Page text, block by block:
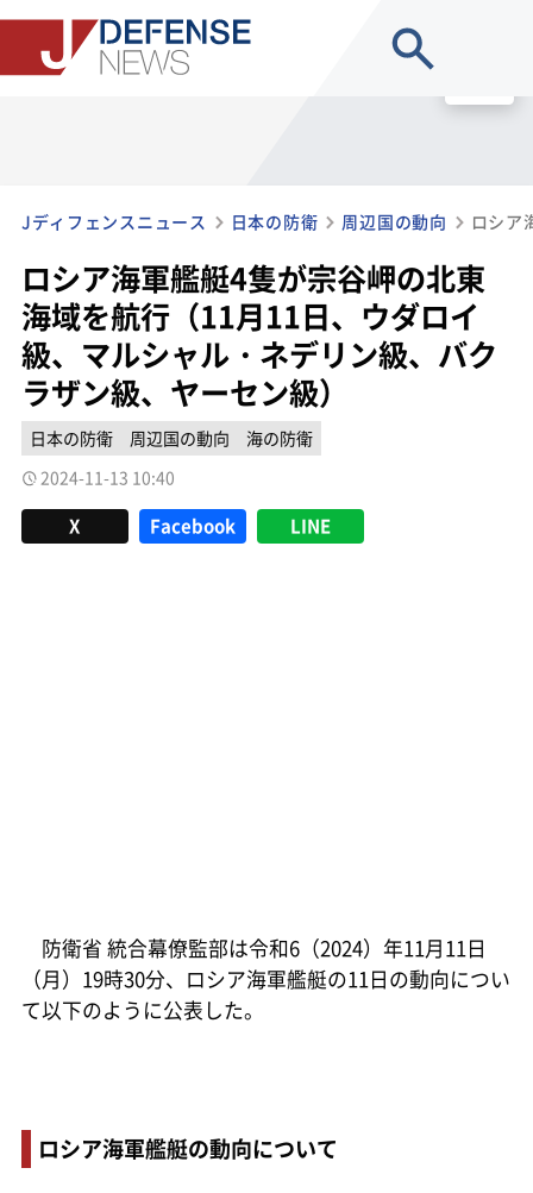
Jディフェンスニュース 日本の防衛 周辺国の動向
ロシア海軍艦艇4隻が宗谷岬の北東
海域を航行（11月11日、ウダロイ
級、マルシャル・ネデリン級、バク
ラザン級、ヤーセン級）
日本の防衛 周辺国の動向
海の防衛
2024-11-13 10:40
X Facebook LINE
防衛省 統合幕僚監部は令和6（2024）年11月11日
（月）19時30分、ロシア海軍艦艇の11日の動向につい
て以下のように公表した。
ロシア海軍艦艇の動向について